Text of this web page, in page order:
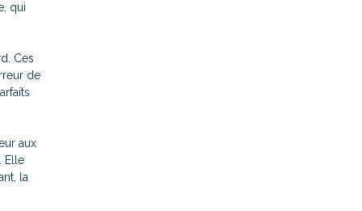
qui
Ces
de
aux
. Elle
la